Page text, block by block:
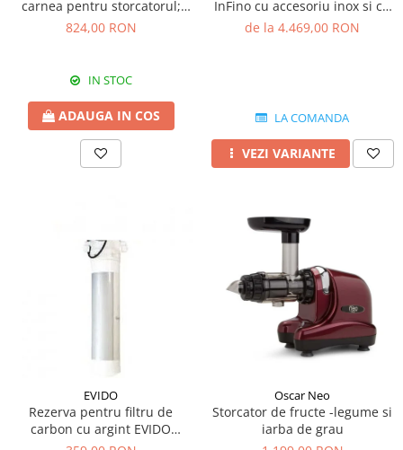
carnea pentru storcatorul;
electric Reber 9000N
824,00 RON
IN STOC
ADAUGA IN COS
InFino cu accesoriu inox si cu
excentric
de la 4.469,00 RON
LA COMANDA
VEZI VARIANTE
EVIDO
Rezerva pentru filtru de
carbon cu argint EVIDO
GREEN pentru bateriile de
Oscar Neo
Storcator de fructe -legume si
iarba de grau